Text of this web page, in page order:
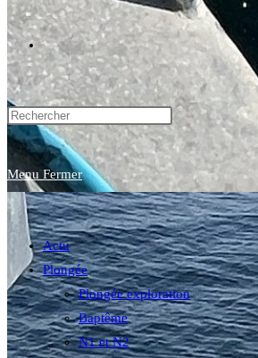
Toggle
website
search
Menu Fermer
Actu
Plongée
Plongée exploration
Baptême
N1 et N2